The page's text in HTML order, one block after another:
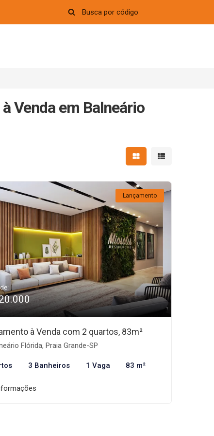
Venda em Balneário
Mostrar resultados em
Mostrar
Lançamento
à Venda com 2 quartos, 83m²
Flórida, Praia Grande-SP
3 Banheiros 1 Vaga 83 m²